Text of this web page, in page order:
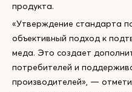
продукта.
«Утверждение стандарта
объективный подход к
меда. Это создает
потребителей и
производителей», —